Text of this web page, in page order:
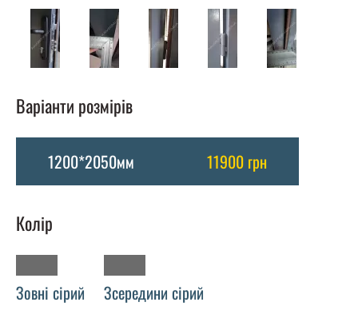
Варіанти розмірів
1200*2050мм 11900 грн
Колір
Зовні сірий Зсередини сірий